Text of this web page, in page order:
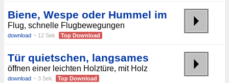
Biene, Wespe oder Hummel im
Flug, schnelle Flugbewegungen
download ~ 12 Sek. Top Download
Tür quietschen, langsames
öffnen einer leichten Holztüre, mit Holz
download ~ 3 Sek. Top Download